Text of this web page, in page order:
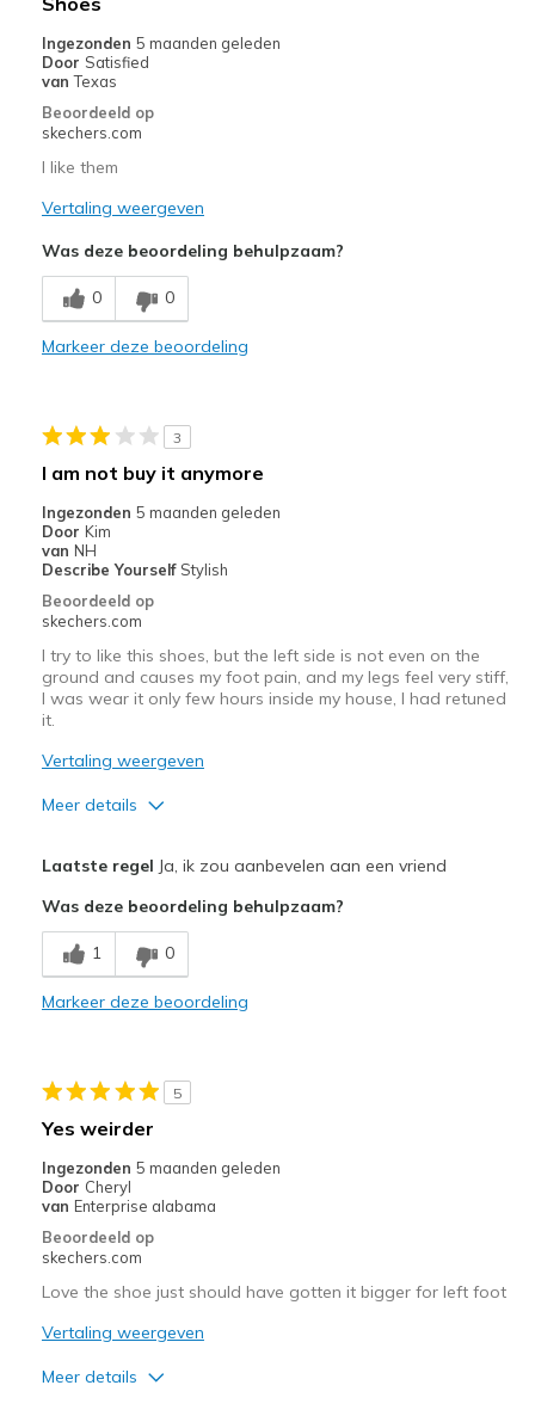
Ingezonden 5 maanden geleden
Door Satisfied
van Texas
Beoordeeld op
skechers.com
I like them
Vertaling weergeven
Was deze beoordeling behulpzaam?
0 0
Markeer deze beoordeling
3
I am not buy it anymore
Ingezonden 5 maanden geleden
Door Kim
van NH
Describe Yourself Stylish
Beoordeeld op
skechers.com
I try to like this shoes, but the left side is not even on the
ground and causes my foot pain, and my legs feel very stiff,
I was wear it only few hours inside my house, I had retuned
it.
Vertaling weergeven
Meer details
Stylish
Minpunten
Poor Quality
Travel
Sizing
View On Shoes
Shoes are for Wearing
Laatste regel Ja, ik zou aanbevelen aan een vriend
Was deze beoordeling behulpzaam?
1 0
Markeer deze beoordeling
5
Yes weirder
Ingezonden 5 maanden geleden
Door Cheryl
van Enterprise alabama
Beoordeeld op
skechers.com
Love the shoe just should have gotten it bigger for left foot
Vertaling weergeven
Meer details